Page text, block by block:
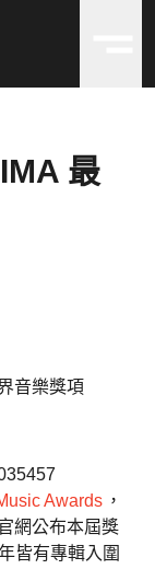
最
Awards ，
網公布本屆獎
皆有專輯入圍